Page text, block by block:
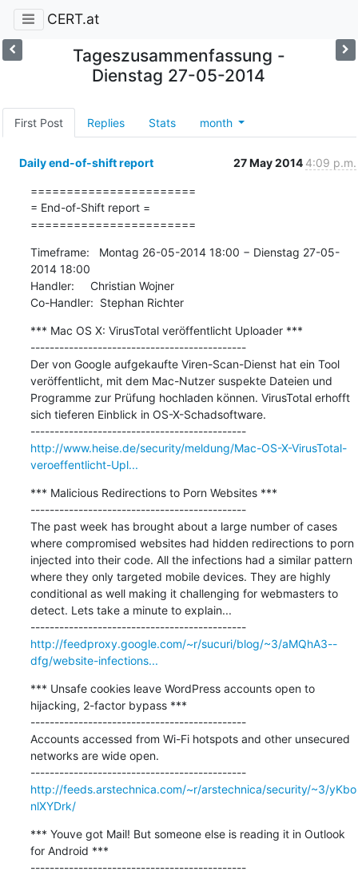
CERT.at
Tageszusammenfassung -
Dienstag 27-05-2014
First Post Replies Stats month
Daily end-of-shift report 27 May 2014 4:09 p.m.
=======================
= End-of-Shift report =
=======================
Timeframe:   Montag 26-05-2014 18:00 − Dienstag 27-05-
2014 18:00
Handler:     Christian Wojner
Co-Handler:  Stephan Richter
*** Mac OS X: VirusTotal veröffentlicht Uploader ***
---------------------------------------------
Der von Google aufgekaufte Viren-Scan-Dienst hat ein Tool
veröffentlicht, mit dem Mac-Nutzer suspekte Dateien und
Programme zur Prüfung hochladen können. VirusTotal erhofft
sich tieferen Einblick in OS-X-Schadsoftware.
---------------------------------------------
http://www.heise.de/security/meldung/Mac-OS-X-VirusTotal-
veroeffentlicht-Upl...
*** Malicious Redirections to Porn Websites ***
---------------------------------------------
The past week has brought about a large number of cases
where compromised websites had hidden redirections to porn
injected into their code. All the infections had a similar pattern
where they only targeted mobile devices. They are highly
conditional as well making it challenging for webmasters to
detect. Lets take a minute to explain...
---------------------------------------------
http://feedproxy.google.com/~r/sucuri/blog/~3/aMQhA3--
dfg/website-infections...
*** Unsafe cookies leave WordPress accounts open to
hijacking, 2-factor bypass ***
---------------------------------------------
Accounts accessed from Wi-Fi hotspots and other unsecured
networks are wide open.
---------------------------------------------
http://feeds.arstechnica.com/~r/arstechnica/security/~3/yKbo
nlXYDrk/
*** Youve got Mail! But someone else is reading it in Outlook
for Android ***
---------------------------------------------